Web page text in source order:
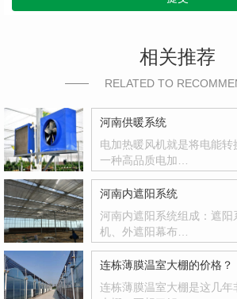
相关推荐
RELATED TO
河南供暖系统
电加热暖风机就是将电能
一种高品质电加…
河南内遮阳系统
河南内遮阳系统组成：遮阳
机、外遮阳幕布…
连栋薄膜温室大棚的价格？
连栋薄膜温室大棚是这几年